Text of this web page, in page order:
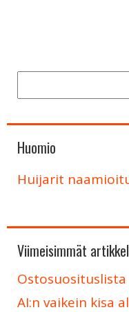
Huomio
Huijarit
Viimeisimmät
Ostosuosituslista
AI:n vaikein kisa